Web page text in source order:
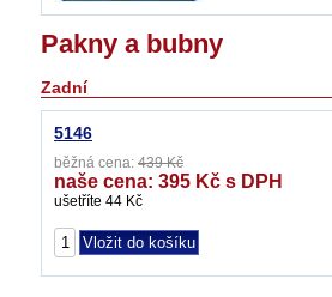
Pakny a bubny
Zadní
5146
běžná cena: 439 Kč
naše cena: 395 Kč s DPH
ušetříte 44 Kč